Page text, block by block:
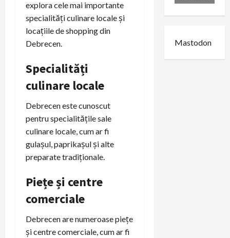
explora cele mai importante
specialități culinare locale și
locațiile de shopping din
Debrecen.
Specialități
culinare locale
Debrecen este cunoscut
pentru specialitățile sale
culinare locale, cum ar fi
gulașul, paprikașul și alte
preparate tradiționale.
Piețe și centre
comerciale
Debrecen are numeroase piețe
și centre comerciale, cum ar fi
Mastodon